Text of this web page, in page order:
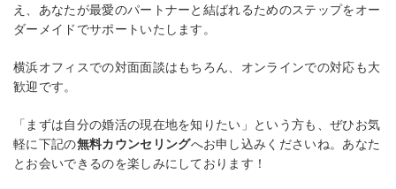
え、あなたが最愛のパートナーと結ばれるためのステップをオー
ダーメイドでサポートいたします。
横浜オフィスでの対面面談はもちろん、オンラインでの対応も大
歓迎です。
「まずは自分の婚活の現在地を知りたい」という方も、ぜひお気
軽に下記の無料カウンセリングへお申し込みくださいね。あなた
とお会いできるのを楽しみにしております！